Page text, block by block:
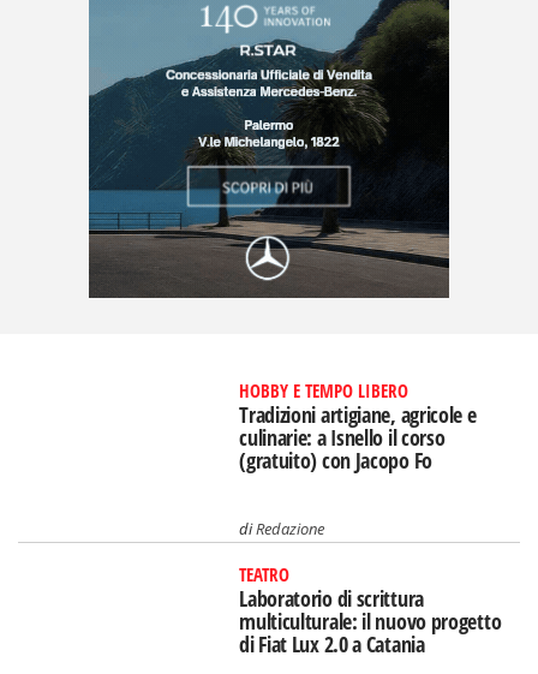
HOBBY E TEMPO LIBERO
Tradizioni artigiane, agricole e
culinarie: a Isnello il corso
(gratuito) con Jacopo Fo
diRedazione
TEATRO
Laboratorio di scrittura
multiculturale: il nuovo progetto
di Fiat Lux 2.0 a Catania